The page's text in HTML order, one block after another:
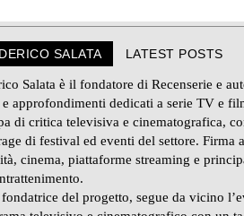
SALATA LATEST POSTS
Salata è il fondatore di Recenserie e
e approfondimenti dedicati a serie TV e
di critica televisiva e cinematografica,
di festival ed eventi del settore. Firma
cinema, piattaforme streaming e
del progetto, segue da vicino